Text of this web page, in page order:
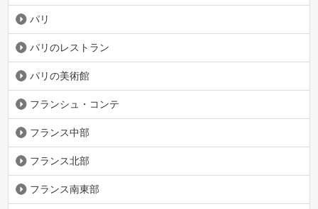
パリ
パリのレストラン
パリの美術館
フランシュ・コンテ
フランス中部
フランス北部
フランス南東部